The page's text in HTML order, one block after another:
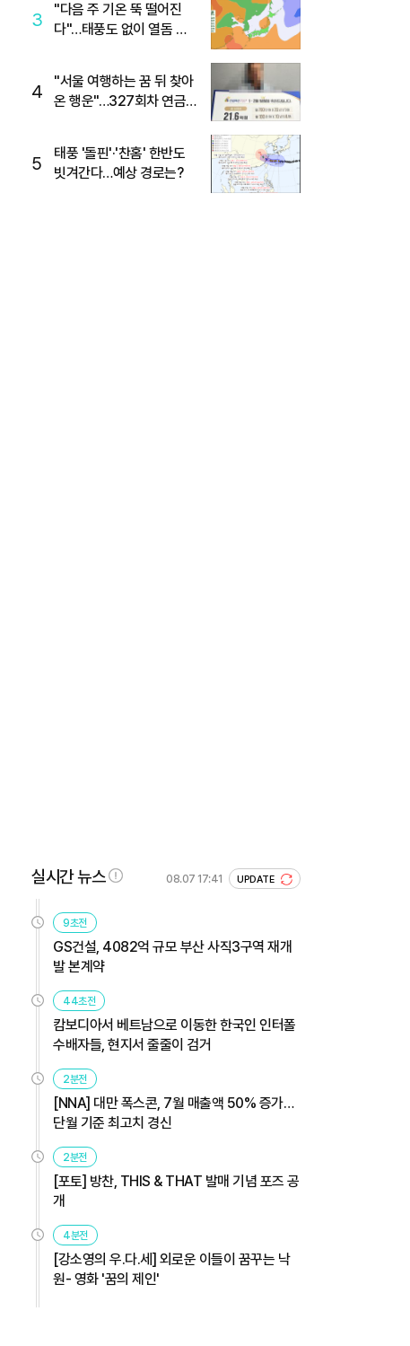
3
"다음 주 기온 뚝 떨어진
다"…태풍도 없이 열돔 박
4
"서울 여행하는 꿈 뒤 찾아
온 행운"…327회차 연금
5
태풍 '돌핀'·'찬홈' 한반도
빗겨간다…예상 경로는?
실시간 뉴스 08.07 17:41 UPDATE
9초전
GS건설, 4082억 규모 부산 사직3구역 재개
발 본계약
44초전
캄보디아서 베트남으로 이동한 한국인 인터폴
수배자들, 현지서 줄줄이 검거
2분전
[NNA] 대만 폭스콘, 7월 매출액 50% 증가…
단월 기준 최고치 경신
2분전
[포토] 방찬, THIS & THAT 발매 기념 포즈 공
개
4분전
[강소영의 우.다.세] 외로운 이들이 꿈꾸는 낙
원- 영화 '꿈의 제인'